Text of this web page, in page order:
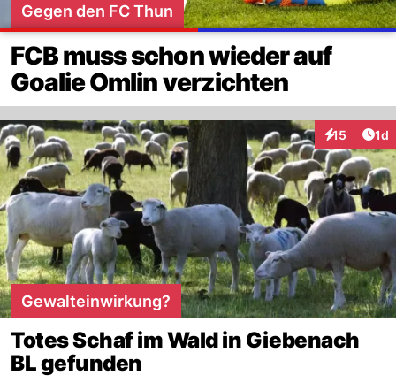
Gegen den FC Thun
FCB muss schon wieder auf
Goalie Omlin verzichten
15 1d
Gewalteinwirkung?
Totes Schaf im Wald in Giebenach
BL gefunden